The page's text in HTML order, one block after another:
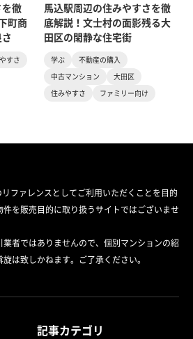
徹
町商
すさ
馬込駅周辺の住みやすさを徹
底解説！文士村の面影残る大
田区の閑静な住宅街
学ぶ
不動産の購入
中古マンション
大田区
住みやすさ
ファミリー向け
ファレンスとしてご利用いただくことを目的
を販売目的に取り扱うサイトではございませ
者ではありませんので、個別マンションの紹
は致しかねます。ご了承ください。
記事カテゴリ